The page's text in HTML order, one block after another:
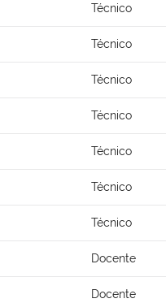
Técnico
Técnico
Técnico
Técnico
Técnico
Técnico
Técnico
Docente
Docente